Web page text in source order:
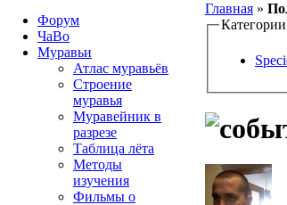
Главная »
Категории
Форум
ЧаВо
Муравьи
Атлас муравьёв
Строение
муравья
Муравейник в
разрезе
Таблица лёта
Методы
изучения
Фильмы о